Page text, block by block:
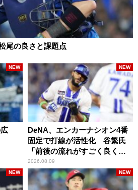
尾の良さと課題点
NEW
DeNA、エンカーナシオン4番
固定で打線が活性化 谷繁氏
「前後の流れがすごく良くな
りましたね」
2026.08.09
NEW
NEW NEW